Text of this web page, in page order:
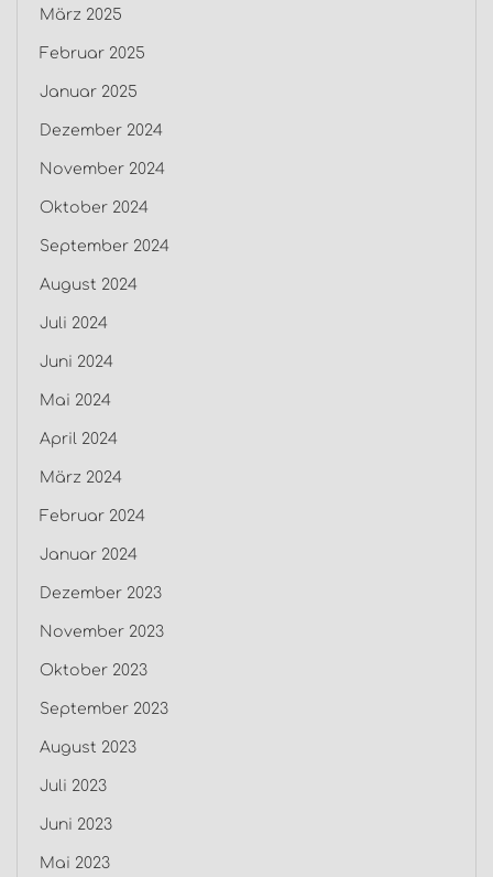
März 2025
Februar 2025
Januar 2025
Dezember 2024
November 2024
Oktober 2024
September 2024
August 2024
Juli 2024
Juni 2024
Mai 2024
April 2024
März 2024
Februar 2024
Januar 2024
Dezember 2023
November 2023
Oktober 2023
September 2023
August 2023
Juli 2023
Juni 2023
Mai 2023